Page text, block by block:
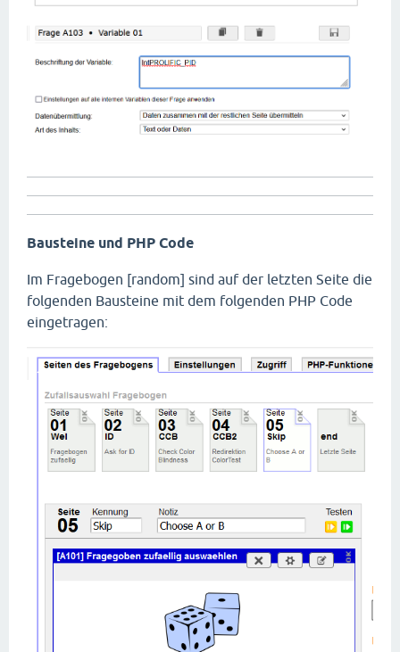
Bausteine und PHP Code
Im Fragebogen [random] sind auf der letzten Seite die
folgenden Bausteine mit dem folgenden PHP Code
eingetragen: